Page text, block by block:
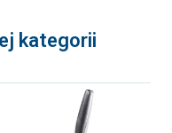
kategorii